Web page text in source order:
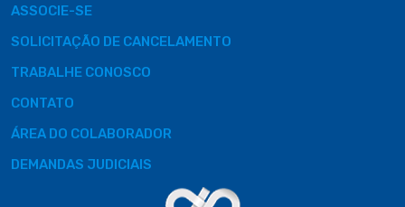
ASSOCIE-SE
SOLICITAÇÃO DE CANCELAMENTO
TRABALHE CONOSCO
CONTATO
ÁREA DO COLABORADOR
DEMANDAS JUDICIAIS